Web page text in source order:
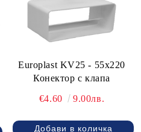
Europlast KV25 - 55х220
Конектор с клапа
€4.60 9.00лв.